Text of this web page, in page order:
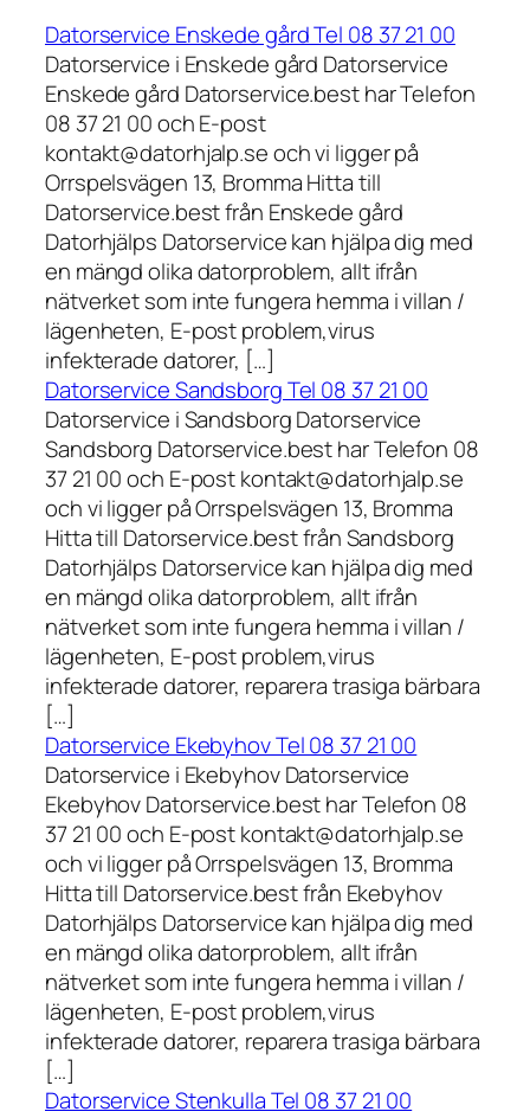
Datorservice Enskede gård Tel 08 37 21 00
Datorservice i Enskede gård Datorservice
Enskede gård Datorservice.best har Telefon
08 37 21 00 och E-post
kontakt@datorhjalp.se och vi ligger på
Orrspelsvägen 13, Bromma Hitta till
Datorservice.best från Enskede gård
Datorhjälps Datorservice kan hjälpa dig med
en mängd olika datorproblem, allt ifrån
nätverket som inte fungera hemma i villan /
lägenheten, E-post problem,virus
infekterade datorer, […]
Datorservice Sandsborg Tel 08 37 21 00
Datorservice i Sandsborg Datorservice
Sandsborg Datorservice.best har Telefon 08
37 21 00 och E-post kontakt@datorhjalp.se
och vi ligger på Orrspelsvägen 13, Bromma
Hitta till Datorservice.best från Sandsborg
Datorhjälps Datorservice kan hjälpa dig med
en mängd olika datorproblem, allt ifrån
nätverket som inte fungera hemma i villan /
lägenheten, E-post problem,virus
infekterade datorer, reparera trasiga bärbara
[…]
Datorservice Ekebyhov Tel 08 37 21 00
Datorservice i Ekebyhov Datorservice
Ekebyhov Datorservice.best har Telefon 08
37 21 00 och E-post kontakt@datorhjalp.se
och vi ligger på Orrspelsvägen 13, Bromma
Hitta till Datorservice.best från Ekebyhov
Datorhjälps Datorservice kan hjälpa dig med
en mängd olika datorproblem, allt ifrån
nätverket som inte fungera hemma i villan /
lägenheten, E-post problem,virus
infekterade datorer, reparera trasiga bärbara
[…]
Datorservice Stenkulla Tel 08 37 21 00